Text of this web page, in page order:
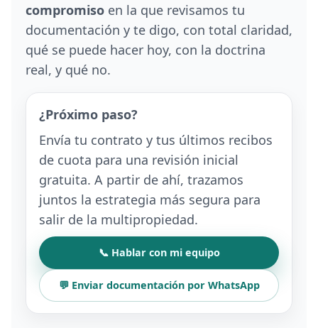
compromiso en la que revisamos tu
documentación y te digo, con total claridad,
qué se puede hacer hoy, con la doctrina
real, y qué no.
¿Próximo paso?
Envía tu contrato y tus últimos recibos
de cuota para una revisión inicial
gratuita. A partir de ahí, trazamos
juntos la estrategia más segura para
salir de la multipropiedad.
📞 Hablar con mi equipo
💬 Enviar documentación por WhatsApp